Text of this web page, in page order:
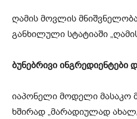
ღამის მოვლის
განხილული სტატიაში
ბუნებრივი ინგრედიენტები
იაპონელი მოდელი მასაკო
ხშირად „მარადიულად